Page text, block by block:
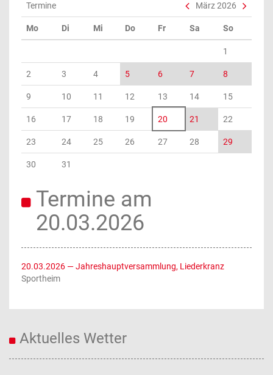
Termine März 2026
Mo Di Mi Do Fr Sa So
1
2 3 4 5 6 7 8
9 10 11 12 13 14 15
16 17 18 19 20 21 22
23 24 25 26 27 28 29
30 31
Termine am
20.03.2026
20.03.2026 — Jahreshauptversammlung, Liederkranz
Sportheim
Aktuelles Wetter